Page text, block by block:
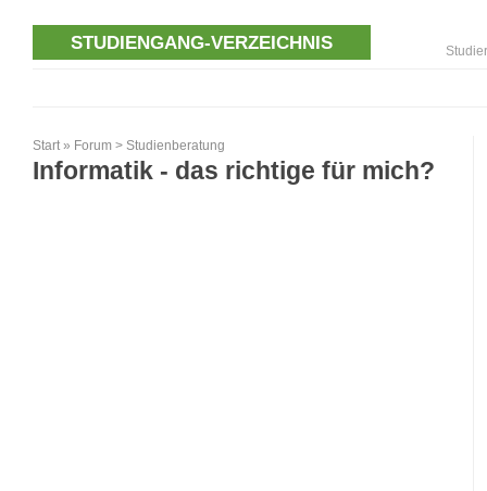
STUDIENGANG-VERZEICHNIS
Start » Forum > Studienberatung
Informatik - das richtige für mich?